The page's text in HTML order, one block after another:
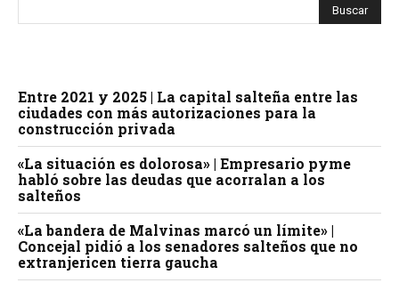
Entre 2021 y 2025 | La capital salteña entre las
ciudades con más autorizaciones para la
construcción privada
«La situación es dolorosa» | Empresario pyme
habló sobre las deudas que acorralan a los
salteños
«La bandera de Malvinas marcó un límite» |
Concejal pidió a los senadores salteños que no
extranjericen tierra gaucha